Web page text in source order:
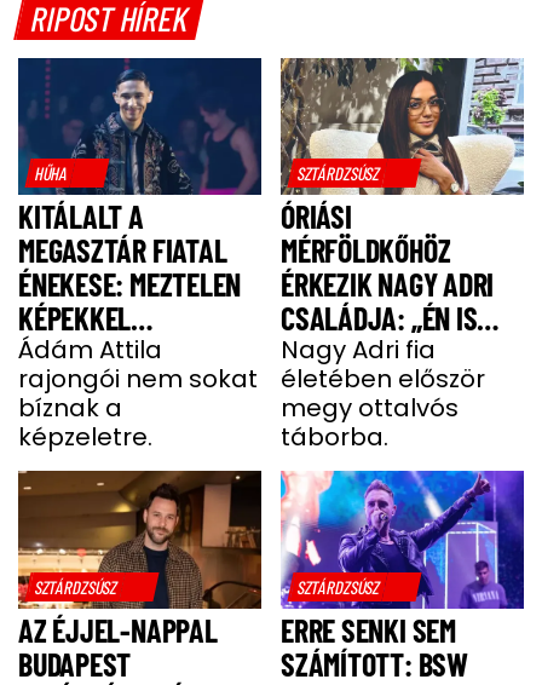
RIPOST HÍREK
HŰHA
KITÁLALT A
MEGASZTÁR FIATAL
ÉNEKESE: MEZTELEN
KÉPEKKEL
HALMOZZÁK EL A
RAJONGÓI
Ádám Attila
rajongói nem sokat
bíznak a
képzeletre.
SZTÁRDZSÚSZ
ÓRIÁSI
MÉRFÖLDKŐHÖZ
ÉRKEZIK NAGY ADRI
CSALÁDJA: „ÉN IS
UGYANÚGY IZGULOK,
MINT Ő”
Nagy Adri fia
életében először
megy ottalvós
táborba.
SZTÁRDZSÚSZ
AZ ÉJJEL-NAPPAL
BUDAPEST
SZTÁRDZSÚSZ
ERRE SENKI SEM
SZÁMÍTOTT: BSW